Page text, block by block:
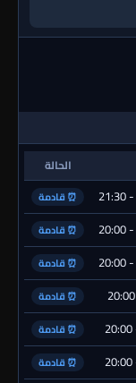
الحالة
⏰ قادمة
⏰ قادمة
⏰ قادمة
⏰ قادمة
⏰ قادمة
⏰ قادمة